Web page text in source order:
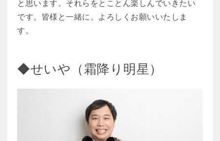
と思います。それらをとことん楽しんでいきたい
です。皆様と一緒に。よろしくお願いいたしま
す。
◆せいや（霜降り明星）